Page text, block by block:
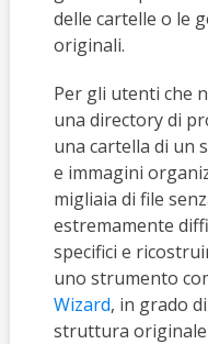
delle cartelle o le
originali.
Per gli utenti che
una directory di
una cartella di un
e immagini
migliaia di file
estremamente
specifici e
uno strumento
Wizard, in grado
struttura originale